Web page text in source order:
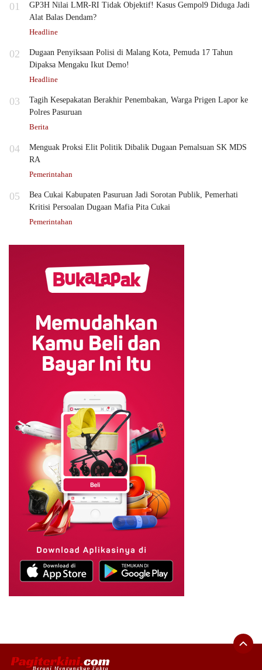
01
GP3H Nilai LMR-RI Tidak Objektif! Kasus Gempol9 Diduga Jadi
Alat Balas Dendam?
Headline
02
Dugaan Penyiksaan Polisi di Malang Kota, Pemuda 17 Tahun
Dipaksa Mengaku Ikut Demo!
Headline
03
Tagih Kesepakatan Berakhir Penembakan, Warga Prigen Lapor ke
Polres Pasuruan
Berita
04
Menguak Proksi Elit Politik Dibalik Dugaan Pemalsuan SK MDS
RA
Pemerintahan
05
Bea Cukai Kabupaten Pasuruan Jadi Sorotan Publik, Pemerhati
Kritisi Persoalan Dugaan Mafia Pita Cukai
Pemerintahan